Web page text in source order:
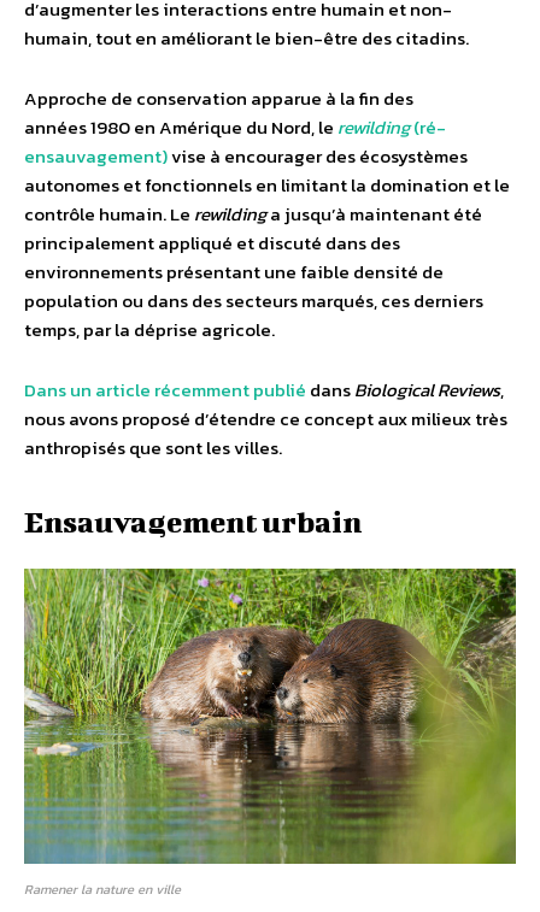
d’augmenter les interactions entre humain et non-
humain, tout en améliorant le bien-être des citadins.
Approche de conservation apparue à la fin des
années 1980 en Amérique du Nord, le rewilding(ré-
ensauvagement)vise à encourager des écosystèmes
autonomes et fonctionnels en limitant la domination et le
contrôle humain. Le rewildinga jusqu’à maintenant été
principalement appliqué et discuté dans des
environnements présentant une faible densité de
population ou dans des secteurs marqués, ces derniers
temps, par la déprise agricole.
Dans un article récemment publié dansBiological Reviews,
nous avons proposé d’étendre ce concept aux milieux très
anthropisés que sont les villes.
Ensauvagement urbain
Ramener la nature en ville